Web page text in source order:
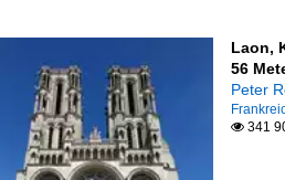
Laon,
56
Peter
341